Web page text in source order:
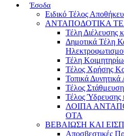
Έσοδα
Ειδικό Τέλος
ΑΝΤΑΠΟΔΟΤΙΚΑ
Τέλη Διέλευσης
Δημοτικά Τέλη
Τέλη
Τέλος Χρήσης
Τοπικά Δυνητικά
Τέλος
Τέλος Ύδρευσης
ΛΟΙΠΑ
ΟΤΑ
ΒΕΒΑΙΩΣΗ ΚΑΙ
Αποσβεστικές